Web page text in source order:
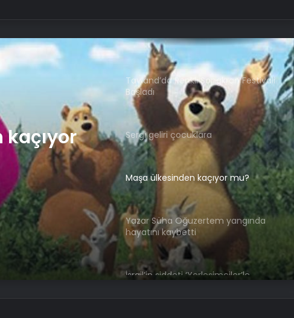
İncirliova’da Coşkuyla Gerçekleşti
Tayland’da Renkli Songkran Festivali
Başladı
Sergi geliri çocuklara
Maşa ülkesinden kaçıyor mu?
Yazar Süha Oğuzertem yangında
hayatını kaybetti
İsrail’in şiddeti ‘Yerleşimciler’le